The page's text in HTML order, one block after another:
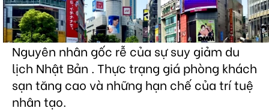
Nguyên nhân gốc rễ của sự suy giảm du
lịch Nhật Bản . Thực trạng giá phòng khách
sạn tăng cao và những hạn chế của trí tuệ
nhân tạo.